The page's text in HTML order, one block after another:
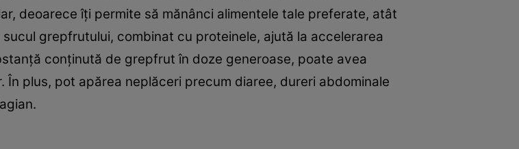
deoarece îţi permite să mănânci alimentele tale preferate, atât
grepfrutului, combinat cu proteinele, ajută la accelerarea
conţinută de grepfrut în doze generoase, poate avea
plus, pot apărea neplăceri precum diaree, dureri abdominale